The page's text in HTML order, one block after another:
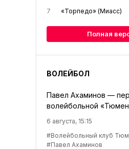
7
«Торпедо» (Миасс)
Полная
ВОЛЕЙБОЛ
Павел Ахаминов —
волейбольной
6 августа, 15:15
#Волейбольный клуб
#Павел Ахаминов